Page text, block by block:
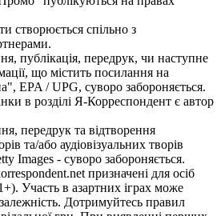
створюється спільно з
публікація, передрук, чи наступне
що містить посилання на
EPA / UPG, суворо забороняється.
в розділі Я-Корреспондент є автор
передрук та відтворення
та/або аудіовізуальних творів
Images - суворо забороняється.
призначені для осіб
Участь в азартних іграх може
Дотримуйтесь правил